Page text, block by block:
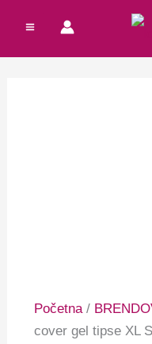
sadržaj
Početna /
cover gel tipse XL
Izvorna
bila
Total: